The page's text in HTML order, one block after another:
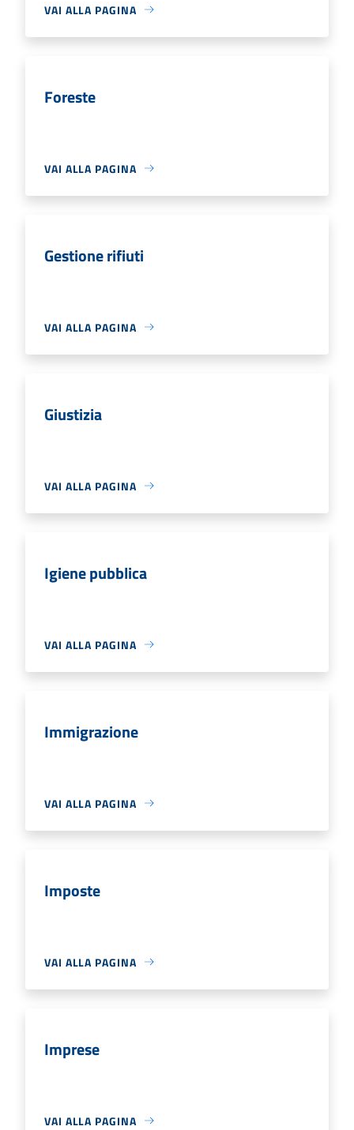
VAI ALLA PAGINA
Foreste
VAI ALLA PAGINA
Gestione rifiuti
VAI ALLA PAGINA
Giustizia
VAI ALLA PAGINA
Igiene pubblica
VAI ALLA PAGINA
Immigrazione
VAI ALLA PAGINA
Imposte
VAI ALLA PAGINA
Imprese
VAI ALLA PAGINA